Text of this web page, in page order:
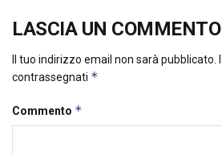
LASCIA UN COMMENTO
Il tuo indirizzo email non sarà pubblicato.
contrassegnati *
Commento *